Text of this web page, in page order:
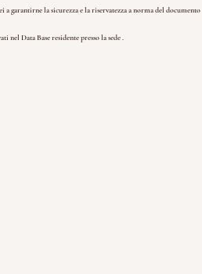
garantirne la sicurezza e la riservatezza a norma del documento
nel Data Base residente presso la sede .